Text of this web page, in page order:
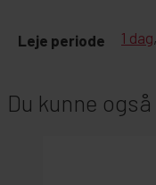
Leje periode 1 dag,
Du kunne